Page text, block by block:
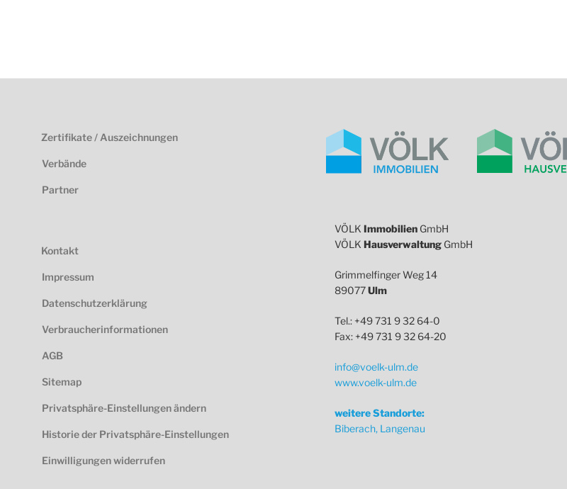
Zertifikate / Auszeichnungen
Verbände
Partner
Kontakt
Impressum
Datenschutzerklärung
Verbraucherinformationen
AGB
Sitemap
Privatsphäre-Einstellungen ändern
Historie der Privatsphäre-Einstellungen
Einwilligungen widerrufen
VÖLK Immobilien GmbH
VÖLK Hausverwaltung GmbH
Grimmelfinger Weg 14
89077Ulm
Tel.: +49 731 9 32 64-0
Fax: +49 731 9 32 64-20
info@voelk-ulm.de
www.voelk-ulm.de
weitere Standorte:
Biberach, Langenau